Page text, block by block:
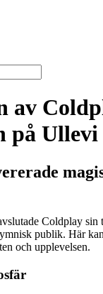
av
på
Coldplay sin
publik. Här
och upplevelsen.